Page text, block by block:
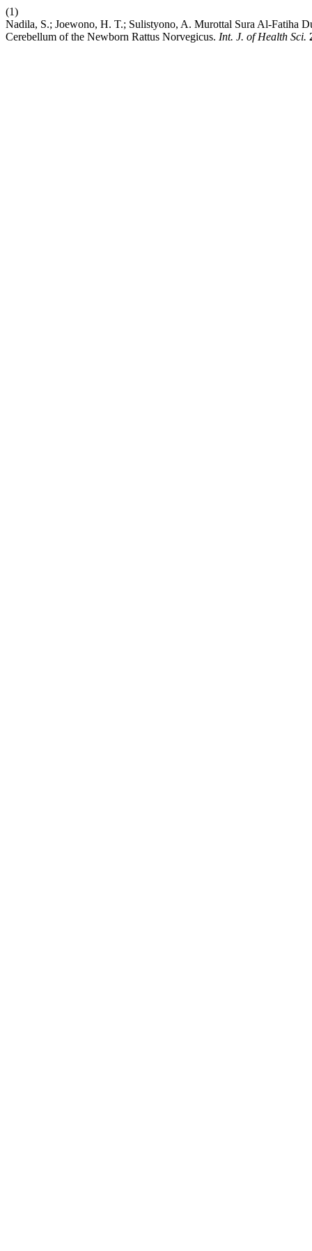
(1)
Nadila, S.; Joewono, H. T.; Sulistyono, A. Murottal Sura Al-Fatiha
Cerebellum of the Newborn Rattus Norvegicus. Int. J. of Health Sci.